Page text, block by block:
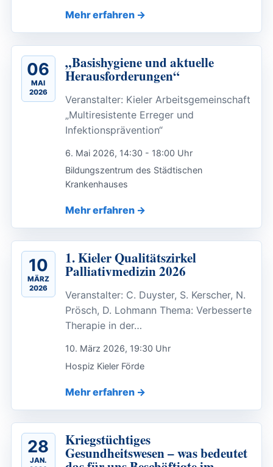
Mehr erfahren
06
MAI
2026
„Basishygiene und aktuelle
Herausforderungen“
Veranstalter: Kieler Arbeitsgemeinschaft
„Multiresistente Erreger und
Infektionsprävention“
6. Mai 2026, 14:30 - 18:00 Uhr
Bildungszentrum des Städtischen
Krankenhauses
Mehr erfahren
10
MÄRZ
2026
1. Kieler Qualitätszirkel
Palliativmedizin 2026
Veranstalter: C. Duyster, S. Kerscher, N.
Prösch, D. Lohmann Thema: Verbesserte
Therapie in der…
10. März 2026, 19:30 Uhr
Hospiz Kieler Förde
Mehr erfahren
28
JAN.
Kriegstüchtiges
Gesundheitswesen – was bedeutet